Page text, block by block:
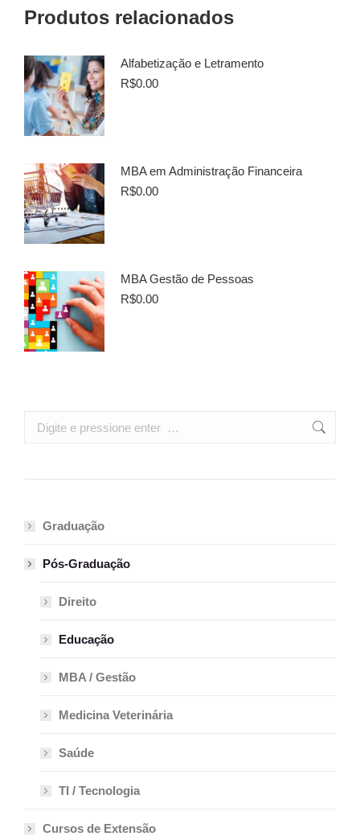
Produtos relacionados
Alfabetização e Letramento
R$0.00
MBA em Administração Financeira
R$0.00
MBA Gestão de Pessoas
R$0.00
Search:
Graduação
Pós-Graduação
Direito
Educação
MBA / Gestão
Medicina Veterinária
Saúde
TI / Tecnologia
Cursos de Extensão